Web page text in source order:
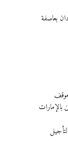
بعاصفة
بالإمارات